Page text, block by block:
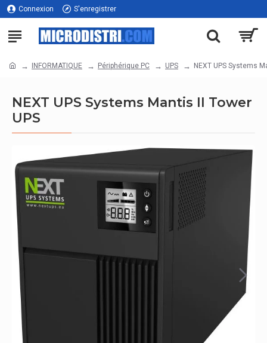
Connexion S'enregistrer
INFORMATIQUE Périphérique PC UPS NEXT UPS Systems
NEXT UPS Systems Mantis II Tower
UPS